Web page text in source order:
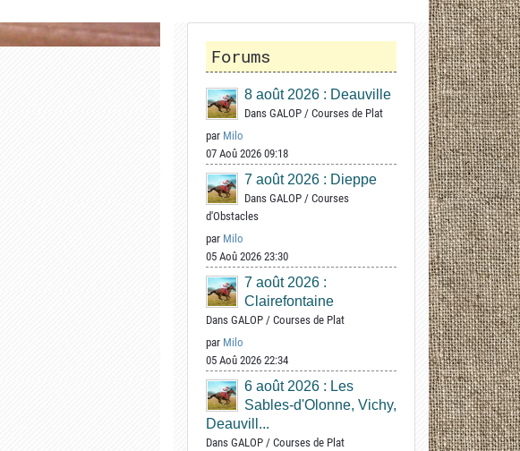
Forums
8 août 2026 : Deauville
Dans GALOP / Courses de Plat
par Milo
07 Aoû 2026 09:18
7 août 2026 : Dieppe
Dans GALOP / Courses
d'Obstacles
par Milo
05 Aoû 2026 23:30
7 août 2026 :
Clairefontaine
Dans GALOP / Courses de Plat
par Milo
05 Aoû 2026 22:34
6 août 2026 : Les
Sables-d'Olonne, Vichy,
Deauvill...
Dans GALOP / Courses de Plat